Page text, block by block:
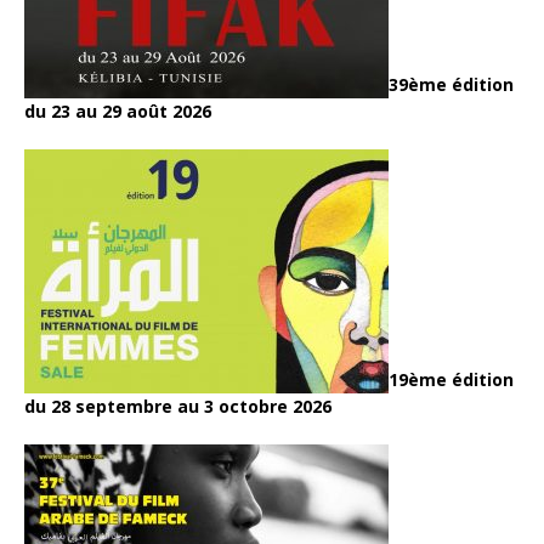
39ème édition
du 23 au 29 août 2026
19ème édition
du 28 septembre au 3 octobre 2026